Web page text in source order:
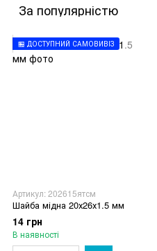
За популярністю
🏪 ДОСТУПНИЙ САМОВИВІЗ
Артикул: 202615ятсм
Шайба мідна 20х26х1.5 мм
14 грн
В наявності